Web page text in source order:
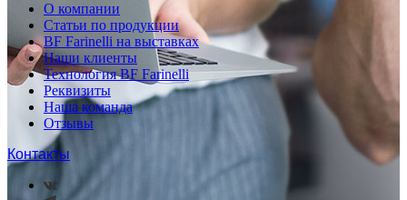
О компании
Статьи по продукции
BF Farinelli на выставках
Наши клиенты
Технология BF Farinelli
Реквизиты
Наша команда
Отзывы
Контакты